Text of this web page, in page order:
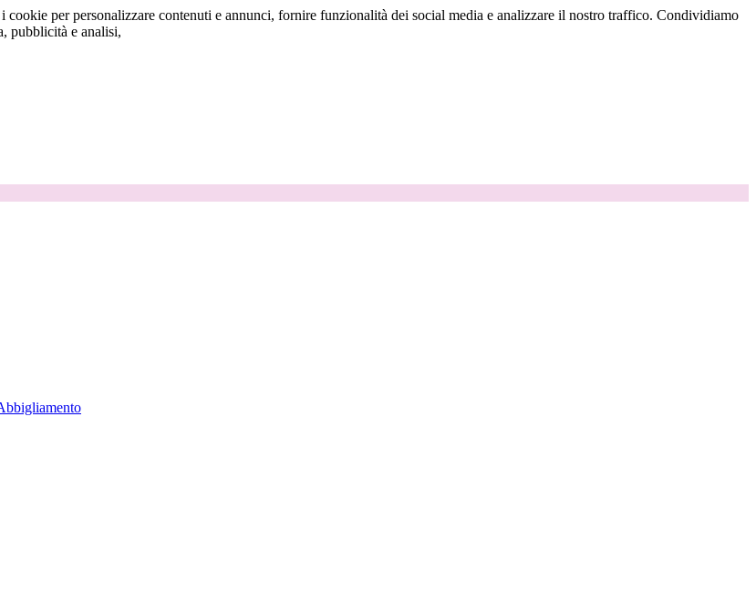
cookie per personalizzare contenuti e annunci, fornire funzionalità dei social media e analizzare il nostro traffico. Condividiamo
pubblicità e analisi,